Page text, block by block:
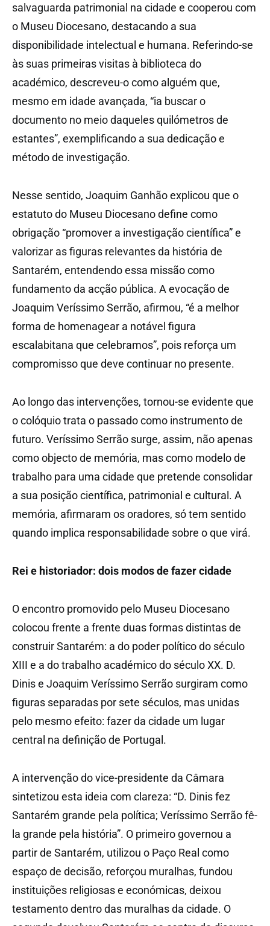
salvaguarda patrimonial na cidade e cooperou com
o Museu Diocesano, destacando a sua
disponibilidade intelectual e humana. Referindo-se
às suas primeiras visitas à biblioteca do
académico, descreveu-o como alguém que,
mesmo em idade avançada, “ia buscar o
documento no meio daqueles quilómetros de
estantes”, exemplificando a sua dedicação e
método de investigação.
Nesse sentido, Joaquim Ganhão explicou que o
estatuto do Museu Diocesano define como
obrigação “promover a investigação científica” e
valorizar as figuras relevantes da história de
Santarém, entendendo essa missão como
fundamento da acção pública. A evocação de
Joaquim Veríssimo Serrão, afirmou, “é a melhor
forma de homenagear a notável figura
escalabitana que celebramos”, pois reforça um
compromisso que deve continuar no presente.
Ao longo das intervenções, tornou-se evidente que
o colóquio trata o passado como instrumento de
futuro. Veríssimo Serrão surge, assim, não apenas
como objecto de memória, mas como modelo de
trabalho para uma cidade que pretende consolidar
a sua posição científica, patrimonial e cultural. A
memória, afirmaram os oradores, só tem sentido
quando implica responsabilidade sobre o que virá.
Rei e historiador: dois modos de fazer cidade
O encontro promovido pelo Museu Diocesano
colocou frente a frente duas formas distintas de
construir Santarém: a do poder político do século
XIII e a do trabalho académico do século XX. D.
Dinis e Joaquim Veríssimo Serrão surgiram como
figuras separadas por sete séculos, mas unidas
pelo mesmo efeito: fazer da cidade um lugar
central na definição de Portugal.
A intervenção do vice-presidente da Câmara
sintetizou esta ideia com clareza: “D. Dinis fez
Santarém grande pela política; Veríssimo Serrão fê-
la grande pela história”. O primeiro governou a
partir de Santarém, utilizou o Paço Real como
espaço de decisão, reforçou muralhas, fundou
instituições religiosas e económicas, deixou
testamento dentro das muralhas da cidade. O